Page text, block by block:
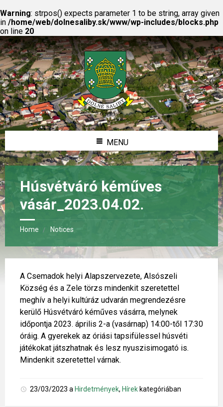
Warning: strpos() expects parameter 1 to be string, array given
in /home/web/dolnesaliby.sk/www/wp-includes/blocks.php
on line 20
MENU
Húsvétváró kéműves
vásár_2023.04.02.
Home Notices
A Csemadok helyi Alapszervezete, Alsószeli
Község és a Zele törzs mindenkit szeretettel
meghív a helyi kultúráz udvarán megrendezésre
kerülő Húsvétváró kéműves vásárra, melynek
időpontja 2023. április 2-a (vasárnap) 14:00-től 17:30
óráig. A gyerekek az óriási tapsifülessel húsvéti
játékokat játszhatnak és lesz nyuszisimogató is.
Mindenkit szeretettel várnak.
23/03/2023 a Hirdetmények, Hírek kategóriában